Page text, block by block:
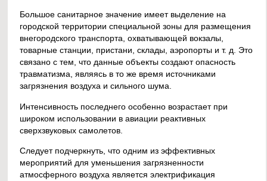
Большое санитарное значение имеет выделение на
городской территории специальной зоны для размещения
внегородского транспорта, охватывающей вокзалы,
товарные станции, пристани, склады, аэропорты и т. д. Это
связано с тем, что данные объекты создают опасность
травматизма, являясь в то же время источниками
загрязнения воздуха и сильного шума.
Интенсивность последнего особенно возрастает при
широком использовании в авиации реактивных
сверхзвуковых самолетов.
Следует подчеркнуть, что одним из эффективных
мероприятий для уменьшения загрязненности
атмосферного воздуха является электрификация